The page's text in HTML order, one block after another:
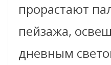
прорастают
пейзажа,
дневным